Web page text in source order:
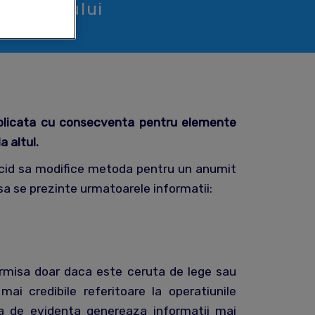
cu consecventa pentru elemente
altul.
sa modifice metoda pentru un anumit
se prezinte urmatoarele informatii:
doar daca este ceruta de lege sau
credibile referitoare la operatiunile
de evidenta genereaza informatii mai